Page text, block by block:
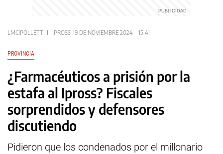
LMCIPOLLETTI IPROSS 19 DE NOVIEMBRE 2024 - 15:41
PROVINCIA
¿Farmacéuticos a prisión por la
estafa al Ipross? Fiscales
sorprendidos y defensores
discutiendo
Pidieron que los condenados por el millonario